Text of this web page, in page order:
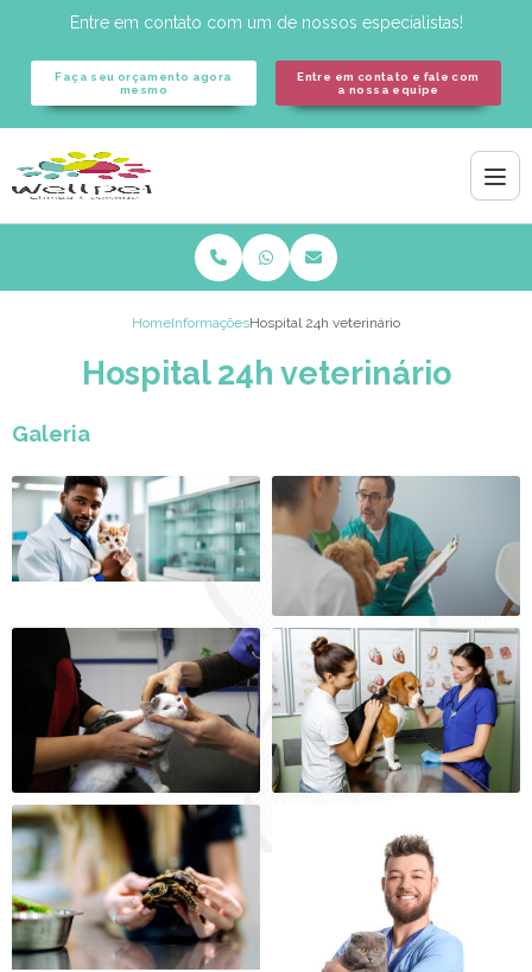
Entre em contato com um de nossos especialistas!
Faça seu orçamento agora
mesmo
Entre em contato e fale com
a nossa equipe
HomeInformaçõesHospital 24h veterinário
Hospital 24h veterinário
Galeria